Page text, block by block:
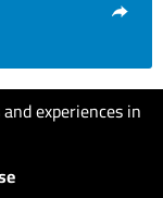
experiences in